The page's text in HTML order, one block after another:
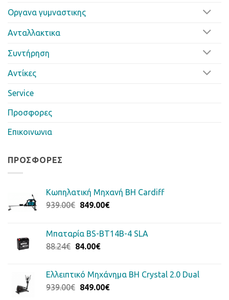
Οργανα γυμναστικης
Ανταλλακτικα
Συντήρηση
Αντίκες
Service
Προσφορες
Επικοινωνια
ΠΡΟΣΦΟΡΈΣ
Κωπηλατική Μηχανή BH Cardiff
939.00€ Original
939.00€.
849.00€Η
είναι:
Μπαταρία BS-BT14B-4 SLA
88.24€ Original
88.24€.
84.00€Η
είναι:
84.00€.
Ελλειπτικό Μηχάνημα BH Crystal 2.0 Dual
939.00€ Original
849.00€Η